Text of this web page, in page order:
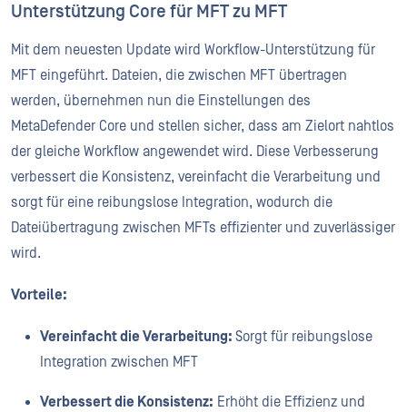
Unterstützung Core für MFT zu MFT
Mit dem neuesten Update wird Workflow-Unterstützung für
MFT eingeführt. Dateien, die zwischen MFT übertragen
werden, übernehmen nun die Einstellungen des
MetaDefender Core und stellen sicher, dass am Zielort nahtlos
der gleiche Workflow angewendet wird. Diese Verbesserung
verbessert die Konsistenz, vereinfacht die Verarbeitung und
sorgt für eine reibungslose Integration, wodurch die
Dateiübertragung zwischen MFTs effizienter und zuverlässiger
wird.
Vorteile:
Vereinfacht die Verarbeitung: Sorgt für reibungslose
Integration zwischen MFT
Verbessert die Konsistenz: Erhöht die Effizienz und